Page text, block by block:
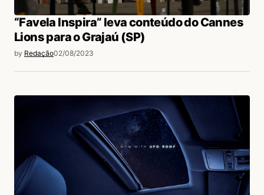
“Favela Inspira” leva conteúdo do Cannes
Lions para o Grajaú (SP)
by Redação02/08/2023